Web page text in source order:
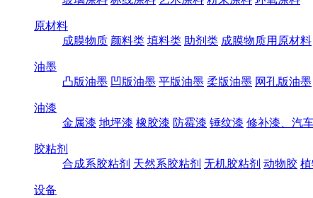
原材料
成膜物质 颜料类 填料类 助剂类 成膜物质用原材料
油墨
凸版油墨 凹版油墨 平版油墨 柔版油墨 网孔版油墨
油漆
金属漆 地坪漆 橡胶漆 防霉漆 锤纹漆 修补漆、汽
胶粘剂
合成系胶粘剂 天然系胶粘剂 无机胶粘剂 动物胶
设备